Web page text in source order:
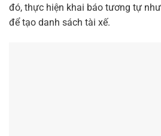
đó, thực hiện khai báo tương tự
để tạo danh sách tài xế.